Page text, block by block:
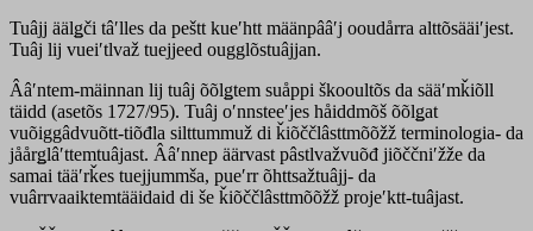
Tuâjj äälǥči tâʹlles da peštt kueʹhtt määnpââʹj ooudårra alttõsääiʹjest.
Tuâj lij vueiʹtlvaž tuejjeed ougglõstuâjjan.
Ââʹntem-mäinnan lij tuâj õõlǥtem suåppi škooultõs da sääʹmǩiõll
täidd (asetõs 1727/95). Tuâj oʹnnsteeʹjes håiddmõš õõlǥat
vuõiggâdvuõtt-tiõđla silttummuž di ǩiõččlâsttmõõžž terminologia- da
jåårǥlâʹttemtuâjast. Ââʹnnep äärvast pâstlvažvuõđ jiõččniʹžže da
samai tääʹrǩes tuejjummša, pueʹrr õhttsažtuâjj- da
vuârrvaaiktemtääidaid di še ǩiõččlâsttmõõžž projeʹktt-tuâjast.